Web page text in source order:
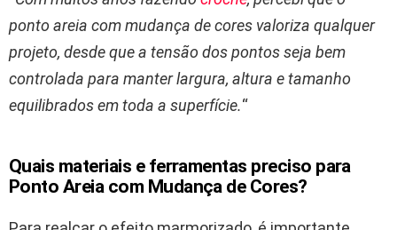
ponto areia com mudança de cores valoriza qualquer
projeto, desde que a tensão dos pontos seja bem
controlada para manter largura, altura e tamanho
equilibrados em toda a superfície.“
Quais materiais e ferramentas preciso para
Ponto Areia com Mudança de Cores?